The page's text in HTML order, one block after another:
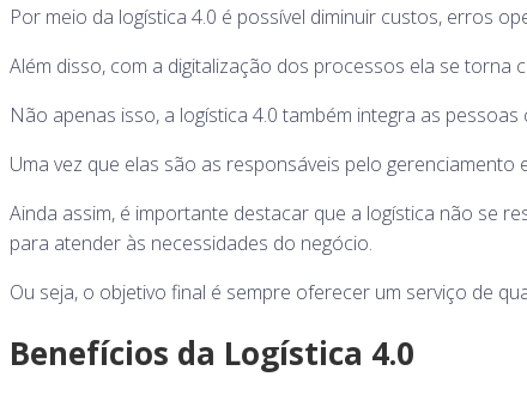
Por meio da logística 4.0 é possível diminuir custos, erros
Além disso, com a digitalização dos processos ela se torna
Não apenas isso, a logística 4.0 também integra as
Uma vez que elas são as responsáveis pelo gerenciamento
Ainda assim, é importante destacar que a logística não se
para atender às necessidades do negócio.
Ou seja, o objetivo final é sempre oferecer um serviço de
Benefícios da Logística 4.0